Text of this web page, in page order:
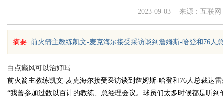
sc
2023-09-03 来源：互联网
摘要: 前火箭主教练凯文-麦克海尔接受采访谈到詹姆斯-哈登和76人
白点癫风可以治好吗
前火箭主教练凯文-麦克海尔接受采访谈到詹姆斯-哈登和76人总裁达
“我曾参加过数以百计的教练、总经理会议。球员们太多时候都是听
配眼镜 贝净 AC 国际医疗实验室，标准